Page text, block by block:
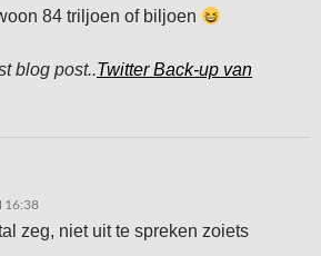
84 triljoen of biljoen
blog post..Twitter Back-up van
16:38
zeg, niet uit te spreken zoiets